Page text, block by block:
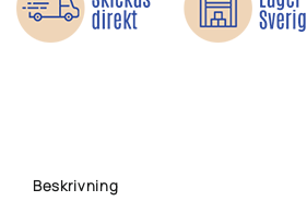
Beskrivning